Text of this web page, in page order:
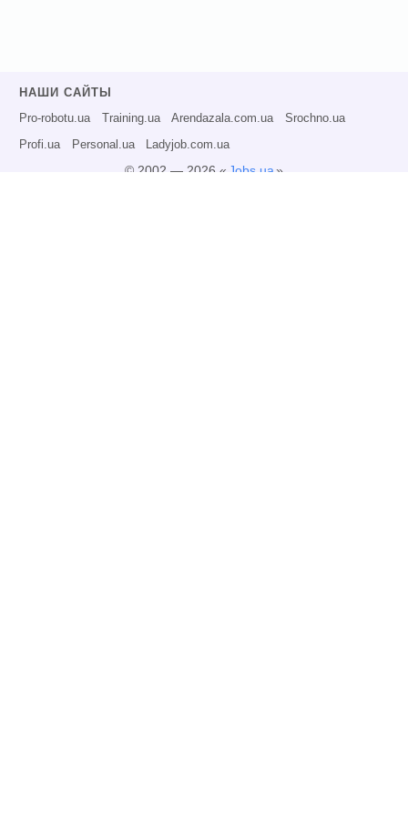
НАШИ САЙТЫ
Pro-robotu.ua Training.ua Arendazala.com.ua Srochno.ua
Profi.ua Personal.ua Ladyjob.com.ua
© 2002 — 2026 « Jobs.ua»